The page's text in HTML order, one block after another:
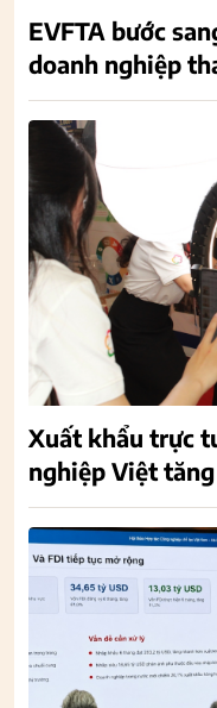
EVFTA bước
doanh nghiệp
Xuất khẩu trực
nghiệp Việt